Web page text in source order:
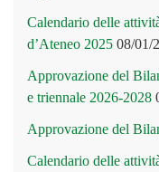
Calendario delle
d’Ateneo 2025 08/01/
Approvazione del
e triennale 2026-2028
Approvazione del
Calendario delle